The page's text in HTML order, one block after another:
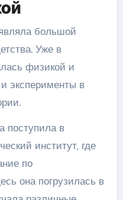
большой
Уже в
физикой и
эксперименты в
поступила в
институт, где
по
она погрузилась в